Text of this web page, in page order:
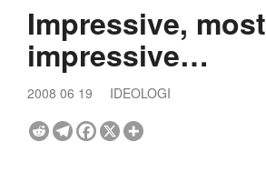
Impressive, most
impressive…
2008 06 19 IDEOLOGI